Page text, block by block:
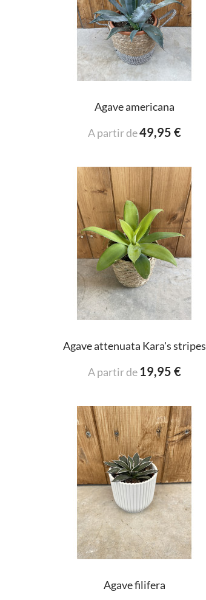
Agave americana
A partir de49,95 €
Agave attenuata Kara's stripes
A partir de 19,95 €
Agave filifera